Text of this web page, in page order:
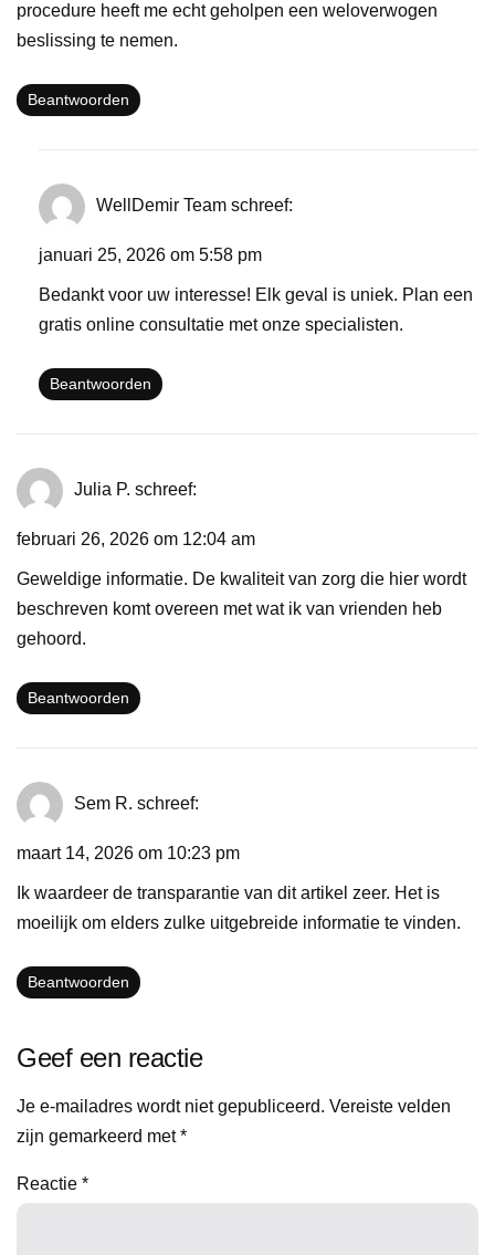
procedure heeft me echt geholpen een weloverwogen
beslissing te nemen.
Beantwoorden
WellDemir Team schreef:
januari 25, 2026 om 5:58 pm
Bedankt voor uw interesse! Elk geval is uniek. Plan een
gratis online consultatie met onze specialisten.
Beantwoorden
Julia P. schreef:
februari 26, 2026 om 12:04 am
Geweldige informatie. De kwaliteit van zorg die hier wordt
beschreven komt overeen met wat ik van vrienden heb
gehoord.
Beantwoorden
Sem R. schreef:
maart 14, 2026 om 10:23 pm
Ik waardeer de transparantie van dit artikel zeer. Het is
moeilijk om elders zulke uitgebreide informatie te vinden.
Beantwoorden
Geef een reactie
Je e-mailadres wordt niet gepubliceerd. Vereiste velden
zijn gemarkeerd met*
Reactie *